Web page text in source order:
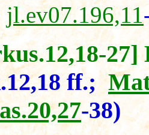
jl.ev07.196,11
27]
ff.;
-38)